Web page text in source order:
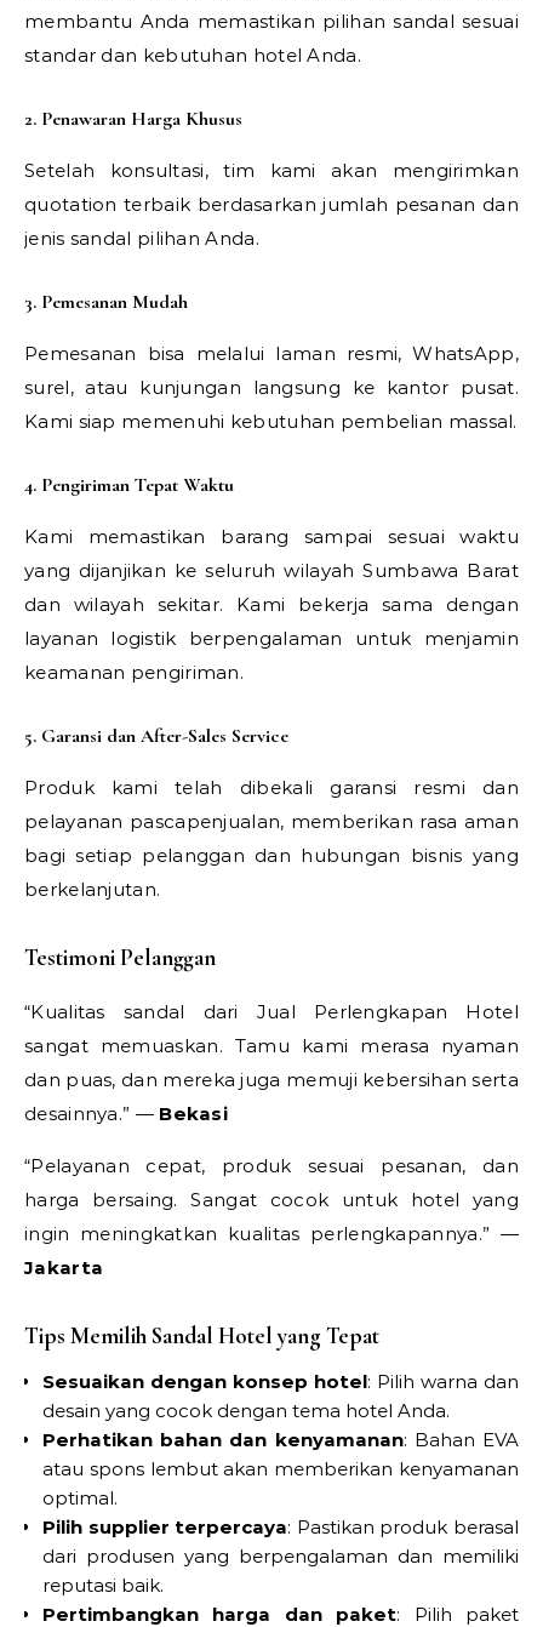
membantu Anda memastikan pilihan sandal sesuai
standar dan kebutuhan hotel Anda.
2. Penawaran Harga Khusus
Setelah konsultasi, tim kami akan mengirimkan
quotation terbaik berdasarkan jumlah pesanan dan
jenis sandal pilihan Anda.
3. Pemesanan Mudah
Pemesanan bisa melalui laman resmi, WhatsApp,
surel, atau kunjungan langsung ke kantor pusat.
Kami siap memenuhi kebutuhan pembelian massal.
4. Pengiriman Tepat Waktu
Kami memastikan barang sampai sesuai waktu
yang dijanjikan ke seluruh wilayah Sumbawa Barat
dan wilayah sekitar. Kami bekerja sama dengan
layanan logistik berpengalaman untuk menjamin
keamanan pengiriman.
5. Garansi dan After-Sales Service
Produk kami telah dibekali garansi resmi dan
pelayanan pascapenjualan, memberikan rasa aman
bagi setiap pelanggan dan hubungan bisnis yang
berkelanjutan.
Testimoni Pelanggan
“Kualitas sandal dari Jual Perlengkapan Hotel
sangat memuaskan. Tamu kami merasa nyaman
dan puas, dan mereka juga memuji kebersihan serta
desainnya.” — Bekasi
“Pelayanan cepat, produk sesuai pesanan, dan
harga bersaing. Sangat cocok untuk hotel yang
ingin meningkatkan kualitas perlengkapannya.” —
Jakarta
Tips Memilih Sandal Hotel yang Tepat
Sesuaikan dengan konsep hotel: Pilih warna dan
desain yang cocok dengan tema hotel Anda.
Perhatikan bahan dan kenyamanan: Bahan EVA
atau spons lembut akan memberikan kenyamanan
optimal.
Pilih supplier terpercaya: Pastikan produk berasal
dari produsen yang berpengalaman dan memiliki
reputasi baik.
Pertimbangkan harga dan paket: Pilih paket